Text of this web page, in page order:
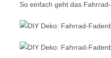
So einfach geht das